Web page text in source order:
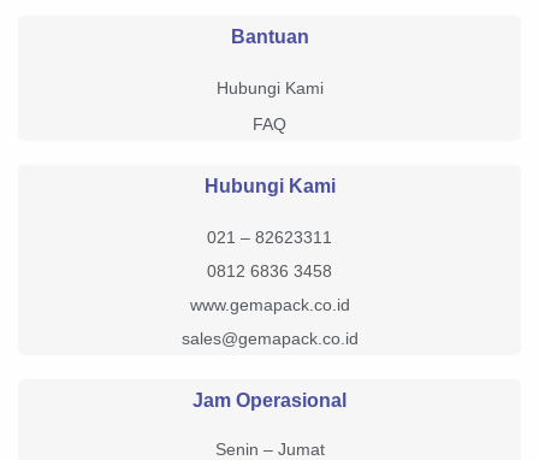
Bantuan
Hubungi Kami
FAQ
Hubungi Kami
021 – 82623311
0812 6836 3458
www.gemapack.co.id
sales@gemapack.co.id
Jam Operasional
Senin – Jumat